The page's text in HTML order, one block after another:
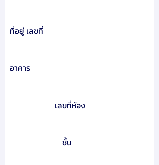
ที่อยู่ เลขที่
อาคาร
เลขที่ห้อง
ชั้น